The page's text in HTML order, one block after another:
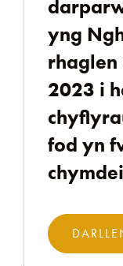
yng
rhaglen
2023 i
fod yn